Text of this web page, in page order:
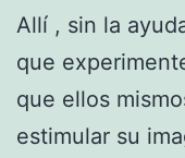
Allí , sin la
que
que ellos
estimular su